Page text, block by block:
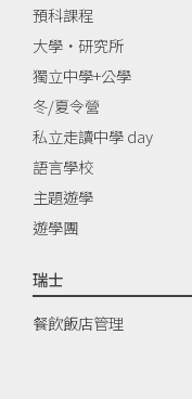
預科課程
大學‧研究所
獨立中學+公學
冬/夏令營
私立走讀中學 day
語言學校
主題遊學
遊學團
瑞士
餐飲飯店管理